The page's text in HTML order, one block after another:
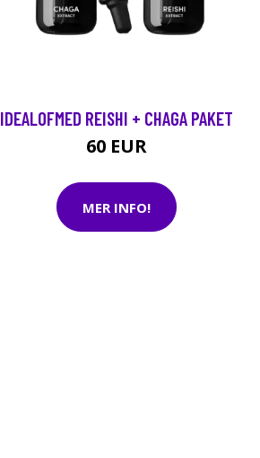
IDEALOFMED REISHI + CHAGA PAKET
60 EUR
MER INFO!